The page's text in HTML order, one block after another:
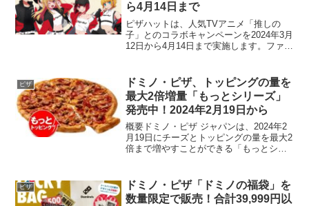
ら4月14日まで
ピザハットは、人気TVアニメ「推しの
子」とのコラボキャンペーンを2024年3月
12日から4月14日まで実施します。ファン
します。キャンペーン概要クリアファイ
ルプレゼント...
ピザ
ドミノ・ピザ、トッピングの量を
最大2倍増量「もっとシリーズ」
発売中！2024年2月19日から
概要ドミノ・ピザ ジャパンは、2024年2
月19日にチーズとトッピングの量を最大2
倍まで増やすことができる「もっとシリ
「ドミノ・デラックス」「ギガ・ミー
ト」「炭火焼ビー...
ピザ
ドミノ・ピザ「ドミノの福袋」を
数量限定で販売！合計39,999円以